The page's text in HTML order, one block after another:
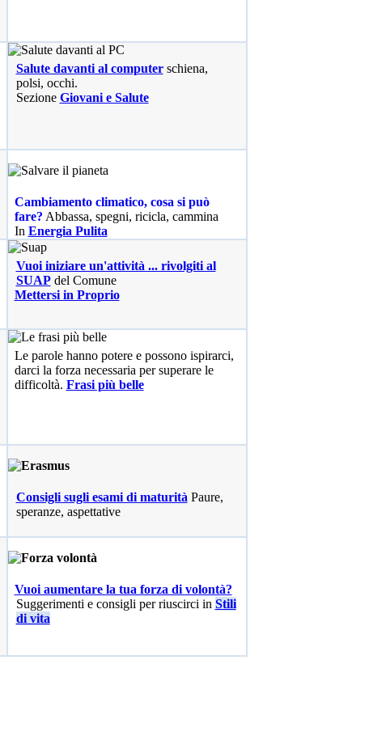
Salute davanti al computerschiena,
polsi, occhi.
Sezione Giovani e Salute
Cambiamento climatico, cosa si può
fare? Abbassa, spegni, ricicla, cammina
In Energia Pulita
Vuoi iniziare un'attività ... rivolgiti al
SUAPdel Comune
Mettersi in Proprio
Le parole hanno potere e possono ispirarci,
darci la forza necessaria per superare le
difficoltà. Frasi più belle
Consigli sugli esami di maturità Paure,
speranze, aspettative
Vuoi aumentare la tua forza di volontà?
Suggerimenti e consigli per riuscirci in Stili
di vita